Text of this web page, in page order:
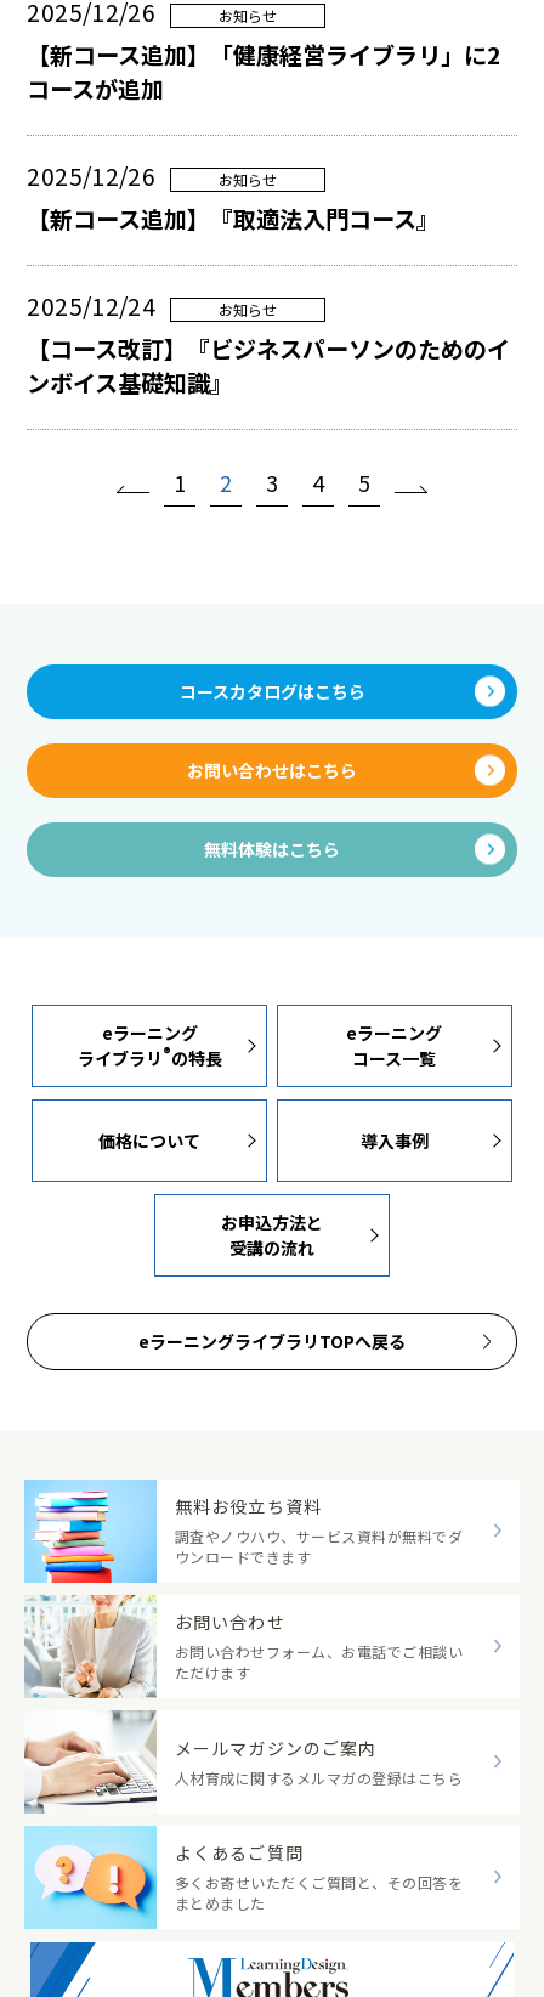
2025/12/26 お知らせ
【新コース追加】「健康経営ライブラリ」に2
コースが追加
2025/12/26 お知らせ
【新コース追加】『取適法入門コース』
2025/12/24 お知らせ
【コース改訂】『ビジネスパーソンのためのイ
ンボイス基礎知識』
1 2 3 4 5
コースカタログはこちら
お問い合わせはこちら
無料体験はこちら
eラーニング
ライブラリ ®の特長
eラーニング
コース一覧
価格について 導入事例
お申込方法と
受講の流れ
eラーニングライブラリTOPへ戻る
無料お役立ち資料
調査やノウハウ、サービス資料が無料でダ
ウンロードできます
お問い合わせ
お問い合わせフォーム、お電話でご相談い
ただけます
メールマガジンのご案内
人材育成に関するメルマガの登録はこちら
よくあるご質問
多くお寄せいただくご質問と、その回答を
まとめました